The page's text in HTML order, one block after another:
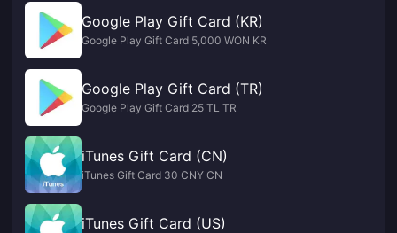
Google Play Gift Card (KR)
Google Play Gift Card 5,000 WON KR
Google Play Gift Card (TR)
Google Play Gift Card 25 TL TR
iTunes Gift Card (CN)
iTunes Gift Card 30 CNY CN
iTunes Gift Card (US)